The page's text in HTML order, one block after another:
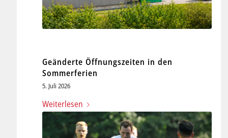
Geänderte Öffnungszeiten in den
Sommerferien
5. Juli 2026
Weiterlesen